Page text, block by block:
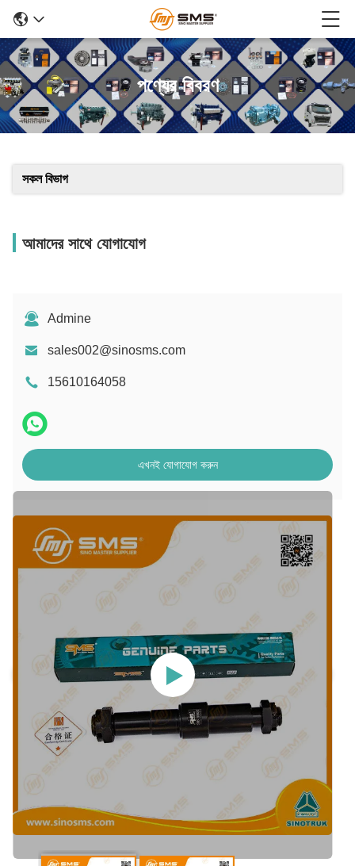
পণ্যের বিবরণ
সকল বিভাগ
আমাদের সাথে যোগাযোগ
Admine
sales002@sinosms.com
15610164058
এখনই যোগাযোগ করুন